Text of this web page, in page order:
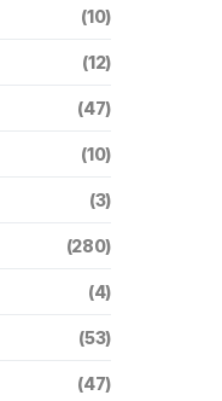
(10)
(12)
(47)
(10)
(3)
(280)
(4)
(53)
(47)